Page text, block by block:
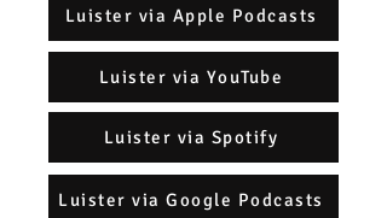
Luister via Apple Podcasts
Luister via YouTube
Luister via Spotify
Luister via Google Podcasts